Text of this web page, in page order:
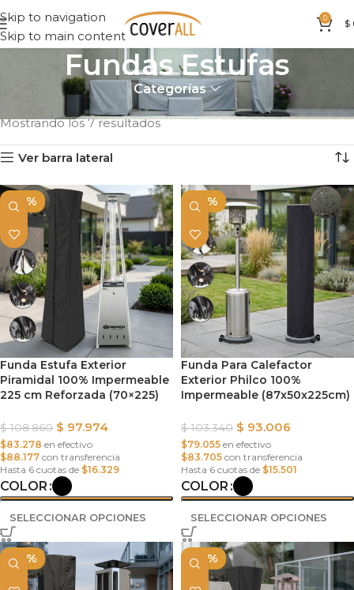
Skip to navigation
Skip to main content
0 $
Fundas Estufas
Categorías
Parrillas & Fogones
Fundas Estufas
Mostrando los 7 resultados
Ver barra lateral
-10%
Funda Estufa Exterior
Piramidal 100% Impermeable
225 cm Reforzada (70×225)
$108.860 $ 97.974
$83.278 en efectivo
$88.177 con transferencia
Hasta 6 cuotas de $16.329
COLOR
SELECCIONAR OPCIONES
-10%
Funda Para Calefactor
Exterior Philco 100%
Impermeable (87x50x225cm)
$103.340 $ 93.006
$79.055 en efectivo
$83.705 con transferencia
Hasta 6 cuotas de $15.501
COLOR
SELECCIONAR OPCIONES
-10% -10%